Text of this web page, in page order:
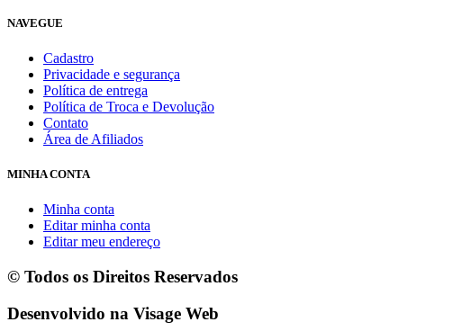
NAVEGUE
Cadastro
Privacidade e segurança
Política de entrega
Política de Troca e Devolução
Contato
Área de Afiliados
MINHA CONTA
Minha conta
Editar minha conta
Editar meu endereço
© Todos os Direitos Reservados
Desenvolvido na Visage Web